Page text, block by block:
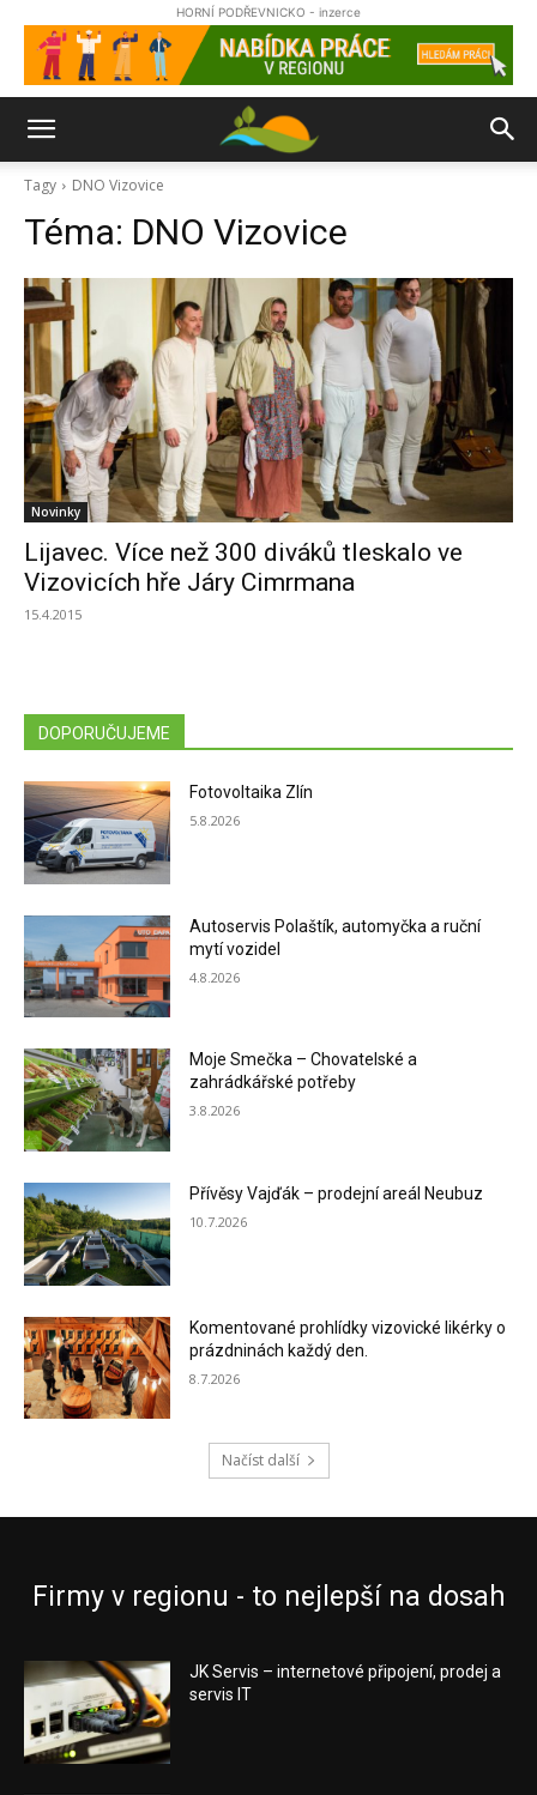
HORNÍ PODŘEVNICKO - inzerce
Tagy DNO Vizovice
Téma: DNO Vizovice
Novinky
Lijavec. Více než 300 diváků tleskalo ve
Vizovicích hře Járy Cimrmana
15.4.2015
DOPORUČUJEME
Fotovoltaika Zlín
5.8.2026
Autoservis Polaštík, automyčka a ruční
mytí vozidel
4.8.2026
Moje Smečka – Chovatelské a
zahrádkářské potřeby
3.8.2026
Přívěsy Vajďák – prodejní areál Neubuz
10.7.2026
Komentované prohlídky vizovické likérky o
prázdninách každý den.
8.7.2026
Načíst další
Firmy v regionu - to nejlepší na dosah
JK Servis – internetové připojení, prodej a
servis IT